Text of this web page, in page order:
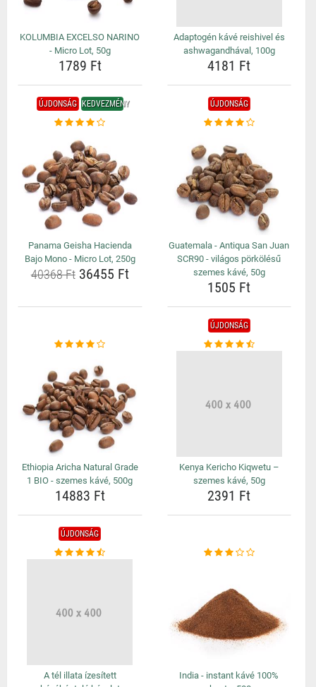
KOLUMBIA EXCELSO NARINO
- Micro Lot, 50g
1789 Ft
Adaptogén kávé reishivel és
ashwagandhával, 100g
4181 Ft
ÚJDONSÁG KEDVEZMÉNY
Panama Geisha Hacienda
Bajo Mono - Micro Lot, 250g
40368 Ft36455 Ft
ÚJDONSÁG
Guatemala - Antiqua San Juan
SCR90 - világos pörkölésű
szemes kávé, 50g
1505 Ft
Ethiopia Aricha Natural Grade
1 BIO - szemes kávé, 500g
14883 Ft
ÚJDONSÁG
Kenya Kericho Kiqwetu –
szemes kávé, 50g
2391 Ft
ÚJDONSÁG
A tél illata ízesített
India - instant kávé 100%